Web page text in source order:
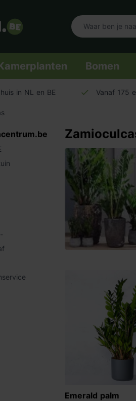
Bomen
in NL en BE Vanaf 175
Emerald palm